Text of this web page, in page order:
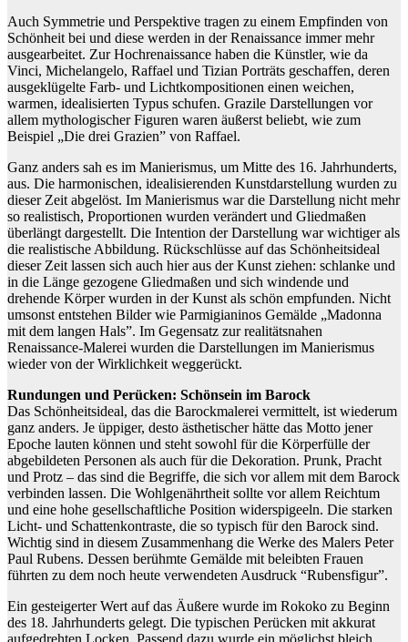
Auch Symmetrie und Perspektive tragen zu einem Empfinden von
Schönheit bei und diese werden in der Renaissance immer mehr
ausgearbeitet. Zur Hochrenaissance haben die Künstler, wie da
Vinci, Michelangelo, Raffael und Tizian Porträts geschaffen, deren
ausgeklügelte Farb- und Lichtkompositionen einen weichen,
warmen, idealisierten Typus schufen. Grazile Darstellungen vor
allem mythologischer Figuren waren äußerst beliebt, wie zum
Beispiel „Die drei Grazien” von Raffael.
Ganz anders sah es im Manierismus, um Mitte des 16. Jahrhunderts,
aus. Die harmonischen, idealisierenden Kunstdarstellung wurden zu
dieser Zeit abgelöst. Im Manierismus war die Darstellung nicht mehr
so realistisch, Proportionen wurden verändert und Gliedmaßen
überlängt dargestellt. Die Intention der Darstellung war wichtiger als
die realistische Abbildung. Rückschlüsse auf das Schönheitsideal
dieser Zeit lassen sich auch hier aus der Kunst ziehen: schlanke und
in die Länge gezogene Gliedmaßen und sich windende und
drehende Körper wurden in der Kunst als schön empfunden. Nicht
umsonst entstehen Bilder wie Parmigianinos Gemälde „Madonna
mit dem langen Hals”. Im Gegensatz zur realitätsnahen
Renaissance-Malerei wurden die Darstellungen im Manierismus
wieder von der Wirklichkeit weggerückt.
Rundungen und Perücken: Schönsein im Barock
Das Schönheitsideal, das die Barockmalerei vermittelt, ist wiederum
ganz anders. Je üppiger, desto ästhetischer hätte das Motto jener
Epoche lauten können und steht sowohl für die Körperfülle der
abgebildeten Personen als auch für die Dekoration. Prunk, Pracht
und Protz – das sind die Begriffe, die sich vor allem mit dem Barock
verbinden lassen. Die Wohlgenährtheit sollte vor allem Reichtum
und eine hohe gesellschaftliche Position widerspigeeln. Die starken
Licht- und Schattenkontraste, die so typisch für den Barock sind.
Wichtig sind in diesem Zusammenhang die Werke des Malers Peter
Paul Rubens. Dessen berühmte Gemälde mit beleibten Frauen
führten zu dem noch heute verwendeten Ausdruck “Rubensfigur”.
Ein gesteigerter Wert auf das Äußere wurde im Rokoko zu Beginn
des 18. Jahrhunderts gelegt. Die typischen Perücken mit akkurat